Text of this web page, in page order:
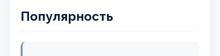
Популярность